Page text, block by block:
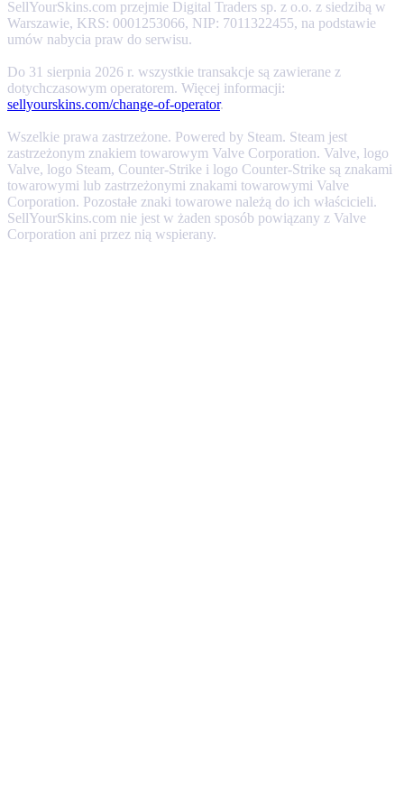
SellYourSkins.com przejmie Digital Traders sp. z o.o. z siedzibą w
Warszawie, KRS: 0001253066, NIP: 7011322455, na podstawie
umów nabycia praw do serwisu.
Do 31 sierpnia 2026 r. wszystkie transakcje są zawierane z
dotychczasowym operatorem. Więcej informacji:
sellyourskins.com/change-of-operator.
Wszelkie prawa zastrzeżone. Powered by Steam. Steam jest
zastrzeżonym znakiem towarowym Valve Corporation. Valve, logo
Valve, logo Steam, Counter-Strike i logo Counter-Strike są znakami
towarowymi lub zastrzeżonymi znakami towarowymi Valve
Corporation. Pozostałe znaki towarowe należą do ich właścicieli.
SellYourSkins.com nie jest w żaden sposób powiązany z Valve
Corporation ani przez nią wspierany.